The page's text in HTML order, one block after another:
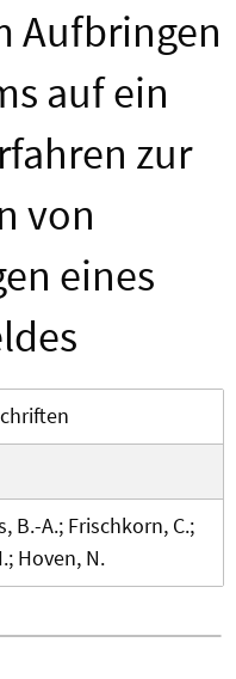
Aufbringen
auf ein
zur
von
eines
B.-A.; Frischkorn, C.;
Hoven, N.